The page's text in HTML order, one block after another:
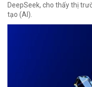
DeepSeek, cho thấy thị
tạo (AI).